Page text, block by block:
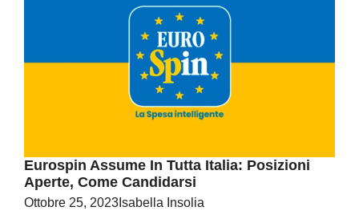
Eurospin Assume In Tutta Italia: Posizioni
Aperte, Come Candidarsi
Ottobre 25, 2023 Isabella Insolia